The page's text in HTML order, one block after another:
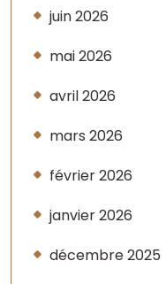
juin 2026
mai 2026
avril 2026
mars 2026
février 2026
janvier 2026
décembre 2025